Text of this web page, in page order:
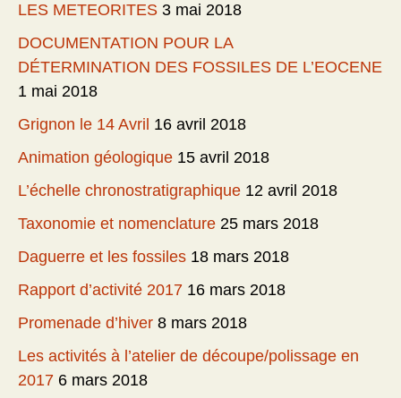
LES METEORITES 3 mai 2018
DOCUMENTATION POUR LA
DÉTERMINATION DES FOSSILES DE L’EOCENE
1 mai 2018
Grignon le 14 Avril 16 avril 2018
Animation géologique 15 avril 2018
L’échelle chronostratigraphique 12 avril 2018
Taxonomie et nomenclature 25 mars 2018
Daguerre et les fossiles 18 mars 2018
Rapport d’activité 2017 16 mars 2018
Promenade d’hiver 8 mars 2018
Les activités à l’atelier de découpe/polissage en
2017 6 mars 2018